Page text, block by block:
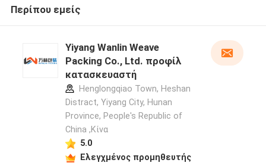
Περίπου εμείς
Yiyang Wanlin Weave
Packing Co., Ltd. προφίλ
κατασκευαστή
Henglongqiao Town, Heshan
Distract, Yiyang City, Hunan
Province, People's Republic of
China ,Κίνα
5.0
Ελεγχμένος προμηθευτής